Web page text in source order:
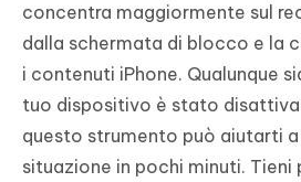
concentra maggiormente sul
dalla schermata di blocco e la
i contenuti iPhone. Qualunque
tuo dispositivo è stato
questo strumento può aiutarti
situazione in pochi minuti. Tieni